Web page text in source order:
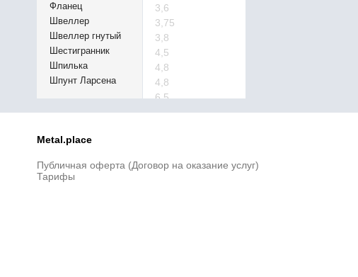
Фланец
Швеллер
Швеллер гнутый
Шестигранник
Шпилька
Шпунт Ларсена
3,6
3,75
3,8
4,5
4,8
4,8
6,5
6,7
9
Metal.place
Публичная оферта (Договор на оказание услуг)
Тарифы